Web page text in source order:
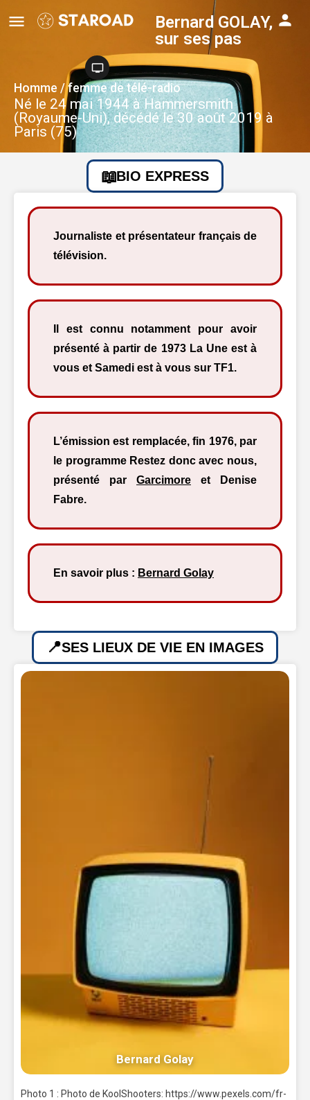
Bernard GOLAY,
sur ses pas
Homme / femme de télé-radio
Né le 24 mai 1944 à Hammersmith
(Royaume-Uni), décédé le 30 août 2019 à
Paris (75)
BIO EXPRESS
Journaliste et présentateur français de
télévision.
Il est connu notamment pour avoir
présenté à partir de 1973 La Une est à
vous et Samedi est à vous sur TF1.
L’émission est remplacée, fin 1976, par
le programme Restez donc avec nous,
présenté par Garcimore et Denise
Fabre.
En savoir plus : Bernard Golay
SES LIEUX DE VIE EN IMAGES
Bernard Golay
Photo 1 : Photo de KoolShooters: https://www.pexels.com/fr-